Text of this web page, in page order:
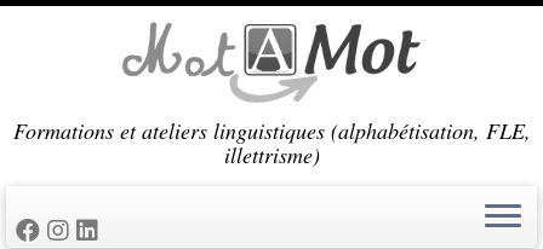
Formations et ateliers linguistiques (alphabétisation, FLE,
illettrisme)